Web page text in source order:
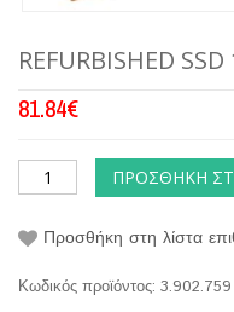
REFURBISHED
81.84€
ΠΡΟΣΘΉΚΗ
Προσθήκη στη λίστα
Κωδικός προϊόντος: 3.902.759